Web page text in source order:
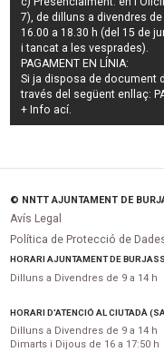
7), de dilluns a divendres
16.00 a 18.30 h (del 15 de
i tancat a les vesprades).
PAGAMENT EN LÍNIA:
Si ja disposa de document
través del següent enllaç:
+ Info ací.
© NNTT AJUNTAMENT DE
Avís Legal
Política de Protecció de
HORARI AJUNTAMENT DE
Dilluns a Divendres de 9 a 14 h
HORARI D’ATENCIÓ AL CIUTADÀ
Dilluns a Divendres de 9 a 14 h
Dimarts i Dijous de 16 a 17:50 h